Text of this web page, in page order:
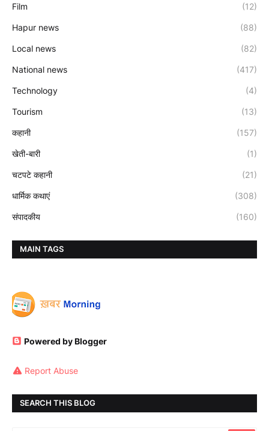
Film (12)
Hapur news (88)
Local news (82)
National news (417)
Technology (4)
Tourism (13)
कहानी (157)
खेती-बारी (1)
चटपटे कहानी (21)
धार्मिक कथाएं (308)
संपादकीय (160)
MAIN TAGS
Powered by Blogger
Report Abuse
SEARCH THIS BLOG